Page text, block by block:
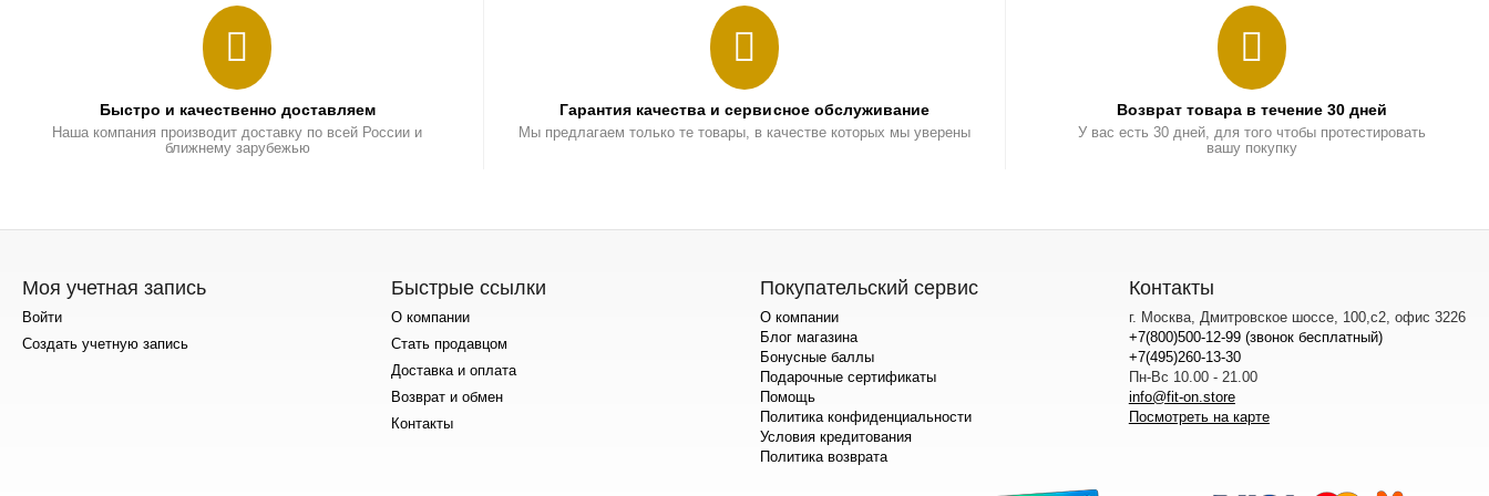
Быстро и качественно доставляем
Наша компания производит доставку по всей России и
ближнему зарубежью
Гарантия качества и сервисное обслуживание
Мы предлагаем только те товары, в качестве которых мы уверены
Возврат товара в течение 30 дней
У вас есть 30 дней, для того чтобы протестировать
вашу покупку
Моя учетная запись
Войти
Создать учетную запись
Быстрые ссылки
О компании
Стать продавцом
Доставка и оплата
Возврат и обмен
Контакты
Покупательский сервис
О компании
Блог магазина
Бонусные баллы
Подарочные сертификаты
Помощь
Политика конфиденциальности
Условия кредитования
Политика возврата
Контакты
г. Москва, Дмитровское шоссе, 100,с2, офис 3226
+7(800)500-12-99 (звонок бесплатный)
+7(495)260-13-30
Пн-Вс 10.00 - 21.00
info@fit-on.store
Посмотреть на карте